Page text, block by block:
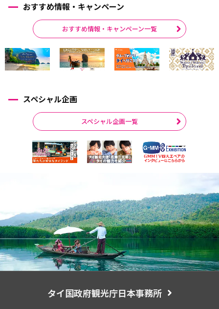
おすすめ情報・キャンペーン
おすすめ情報・キャンペーン一覧
スペシャル企画
スペシャル企画一覧
タイ国政府観光庁日本事務所